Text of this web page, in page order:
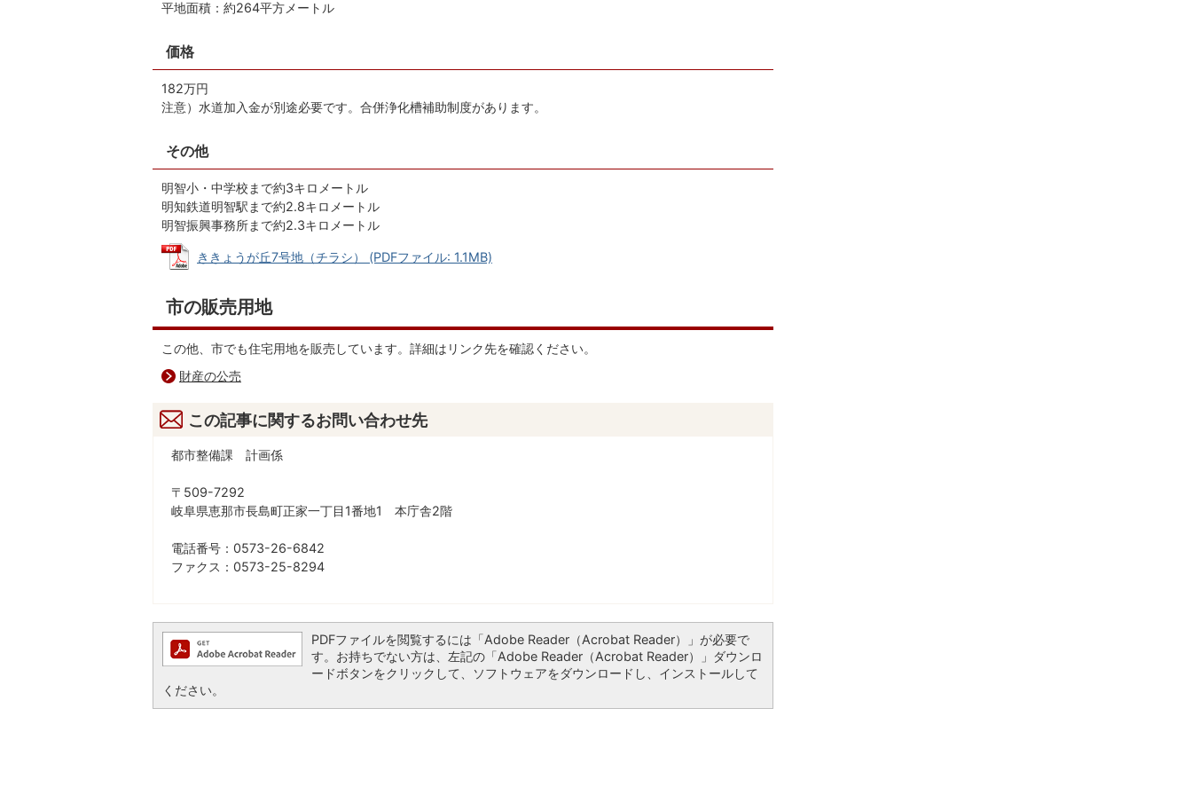
平地面積：約264平方メートル
価格
182万円
注意）水道加入金が別途必要です。合併浄化槽補助制度があります。
その他
明智小・中学校まで約3キロメートル
明知鉄道明智駅まで約2.8キロメートル
明智振興事務所まで約2.3キロメートル
ききょうが丘7号地（チラシ） (PDFファイル: 1.1MB)
市の販売用地
この他、市でも住宅用地を販売しています。詳細はリンク先を確認ください。
財産の公売
この記事に関するお問い合わせ先
都市整備課 計画係
〒509-7292
岐阜県恵那市長島町正家一丁目1番地1 本庁舎2階
電話番号：0573-26-6842
ファクス：0573-25-8294
PDFファイルを閲覧するには「Adobe Reader（Acrobat Reader）」が必要で
す。お持ちでない方は、左記の「Adobe Reader（Acrobat Reader）」ダウンロ
ードボタンをクリックして、ソフトウェアをダウンロードし、インストールして
ください。